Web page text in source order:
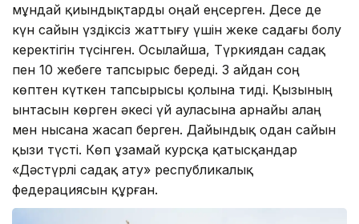
мұндай қиындықтарды оңай еңсерген. Десе де
күн сайын үздіксіз жаттығу үшін жеке садағы болу
керектігін түсінген. Осылайша, Түркиядан садақ
пен 10 жебеге тапсырыс береді. 3 айдан соң
көптен күткен тапсырысы қолына тиді. Қызының
ынтасын көрген әкесі үй ауласына арнайы алаң
мен нысана жасап берген. Дайындық одан сайын
қызи түсті. Көп ұзамай курсқа қатысқандар
«Дәстүрлі садақ ату» республикалық
федерациясын құрған.